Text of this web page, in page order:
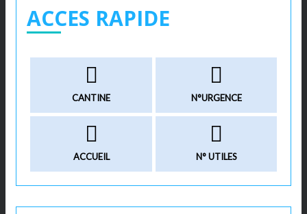
ACCES RAPIDE
CANTINE N°URGENCE
ACCUEIL N° UTILES